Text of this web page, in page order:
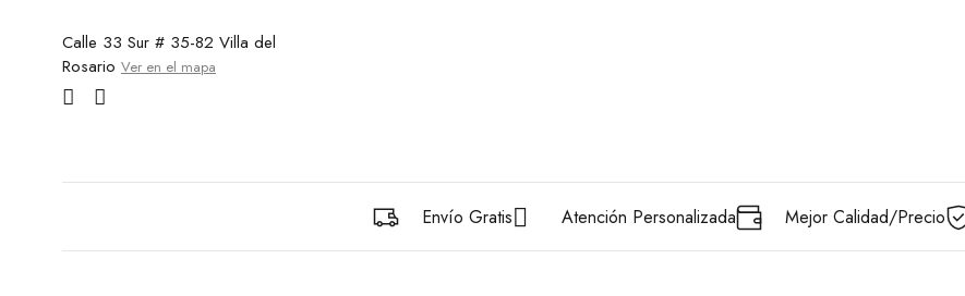
Calle 33 Sur # 35-82 Villa del
Rosario Ver en el mapa
Envío Gratis Atención Personalizada Mejor Calidad/Precio